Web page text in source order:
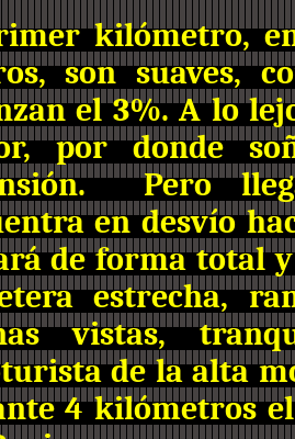
kilómetro,
son suaves,
el 3%. A lo
por donde
Pero
en desvío
de forma total
estrecha,
vistas,
de la alta
4 kilómetros